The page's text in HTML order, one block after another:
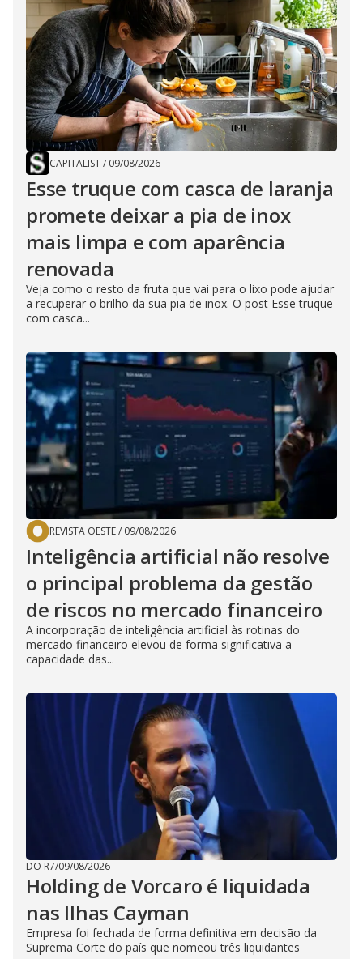
CAPITALIST/ 09/08/2026
Esse truque com casca de laranja
promete deixar a pia de inox
mais limpa e com aparência
renovada
Veja como o resto da fruta que vai para o lixo pode ajudar
a recuperar o brilho da sua pia de inox. O post Esse truque
com casca...
REVISTA OESTE/ 09/08/2026
Inteligência artificial não resolve
o principal problema da gestão
de riscos no mercado financeiro
A incorporação de inteligência artificial às rotinas do
mercado financeiro elevou de forma significativa a
capacidade das...
DO R7/09/08/2026
Holding de Vorcaro é liquidada
nas Ilhas Cayman
Empresa foi fechada de forma definitiva em decisão da
Suprema Corte do país que nomeou três liquidantes